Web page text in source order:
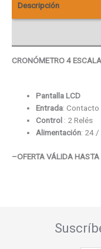
Descripción
CRONÓMETRO 4
Pantalla LCD
Entrada: Contacto
Control : 2 Relés
Alimentación: 24 /
–OFERTA VÁLIDA